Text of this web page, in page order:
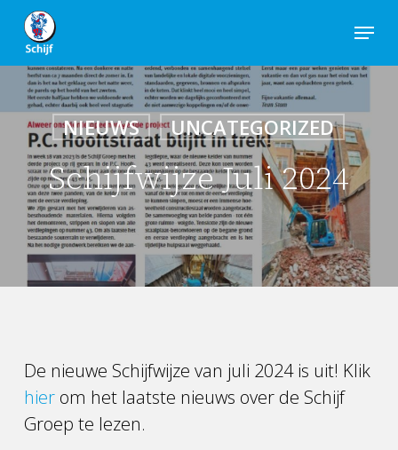
Skip
main
content
Menu
NIEUWS UNCATEGORIZED
Schijfwijze Juli 2024
De nieuwe Schijfwijze van juli 2024 is uit! Klik
hierom het laatste nieuws over de Schijf
Groep te lezen.
Menu